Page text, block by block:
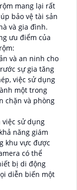
mang lại rất
bảo vệ tài sản
và gia đình.
ưu điểm của
và an ninh cho
sự gia tăng
việc sử dụng
một trong
chặn và phòng
sử dụng
năng giám
khu vực được
có thể
bị di động
diễn biến một